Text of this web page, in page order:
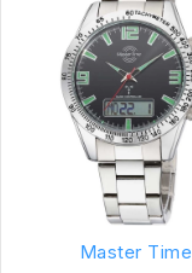
Master Time